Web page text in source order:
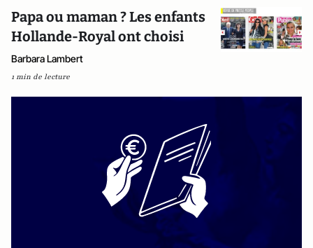
Papa ou maman ? Les enfants
Hollande-Royal ont choisi
Barbara Lambert
1 min de lecture